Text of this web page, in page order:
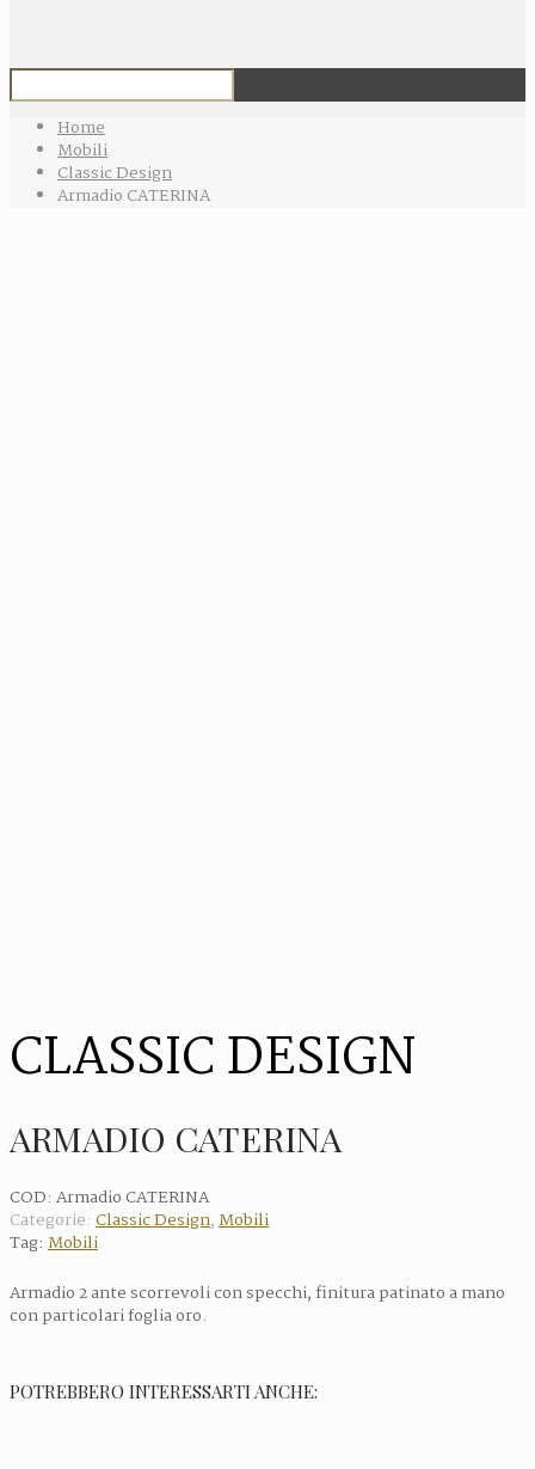
Home
Mobili
Classic Design
Armadio CATERINA
CLASSIC DESIGN
ARMADIO CATERINA
COD: Armadio CATERINA
Categorie: Classic Design,Mobili
Tag: Mobili
Armadio 2 ante scorrevoli con specchi, finitura patinato a mano
con particolari foglia oro.
POTREBBERO INTERESSARTI ANCHE: